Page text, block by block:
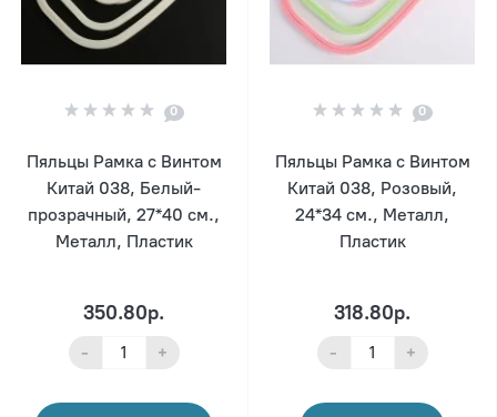
0
Пяльцы Рамка с Винтом
Китай 038, Белый-
прозрачный, 27*40 см.,
Металл, Пластик
350.80р.
- +
0
Пяльцы Рамка с Винтом
Китай 038, Розовый,
24*34 см., Металл,
Пластик
318.80р.
- +